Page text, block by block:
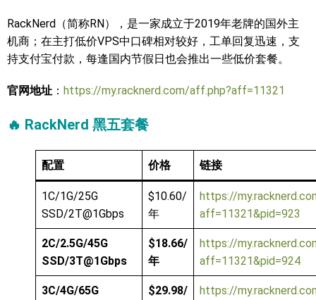
RackNerd（简称RN），是一家成立于2019年老牌的国外主
机商；在主打低价VPS中口碑相对较好，工单回复迅速，支
持支付宝付款，每逢国内节假日也会推出一些低价套餐。
官网地址 ： https://my.racknerd.com/aff.php?aff=11321
🔥 RackNerd 黑五套餐
配置 价格 链接
1C/1G/25G
SSD/2T@1Gbps
$10.60/
年
https://
aff=11321&pid=923
2C/2.5G/45G
SSD/3T@1Gbps
$18.66/
年
https://
aff=11321&pid=924
3C/4G/65G
$29.98/
https://